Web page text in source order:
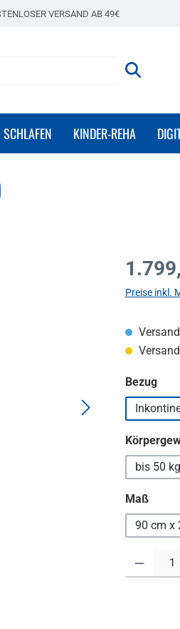
VERSAND AB 49€
SCHLAFEN KINDER-REHA
Regulärer
Preise inkl.
Bezug
bis 50 kg
Maß
90 cm x